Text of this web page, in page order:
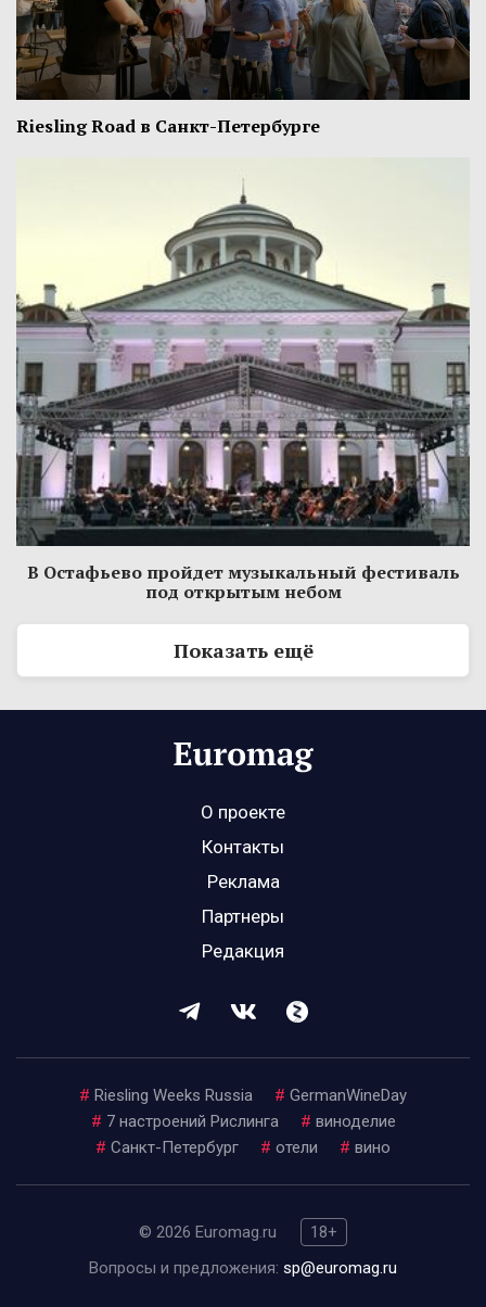
Riesling Road в Санкт-Петербурге
В Остафьево пройдет музыкальный фестиваль
под открытым небом
Показать ещё
О проекте
Контакты
Реклама
Партнеры
Редакция
# Riesling Weeks Russia # GermanWineDay
# 7 настроений Рислинга # виноделие
# Санкт-Петербург # отели # вино
© 2026 Euromag.ru
18+
Вопросы и предложения: sp@euromag.ru